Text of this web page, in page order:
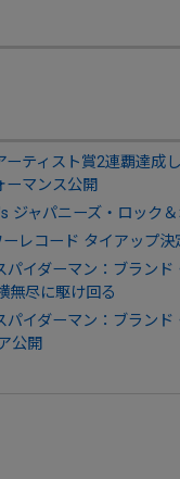
ーティスト賞2連覇達成
ーマンス公開
ジャパニーズ・ロック
レコード タイアップ決
パイダーマン：ブラン
無尽に駆け回る
パイダーマン：ブラン
公開